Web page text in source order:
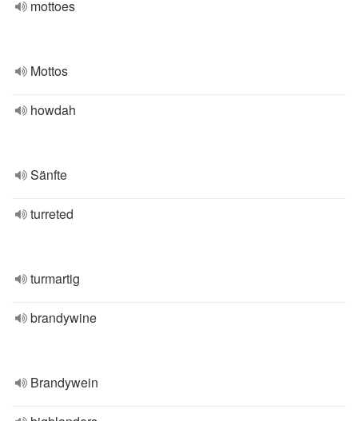
mottoes
Mottos
howdah
Sänfte
turreted
turmartig
brandywine
Brandywein